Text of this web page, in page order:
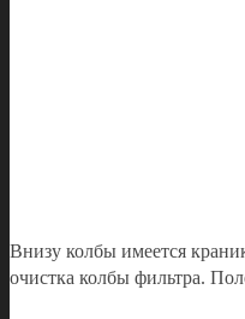
Внизу колбы имеется
очистка колбы фильтра.